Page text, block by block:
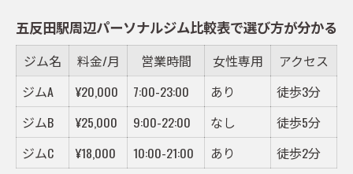
トレーナーと一緒に叶える無理のない変化
ダイエット継続のコツをパーソナルジムで
学ぶ
五反田で楽に始めるボディメイクの流れ
モチベ維持に役立つサポート内容とは
五反田駅周辺パーソナルジム比較表で選び方が分かる
ジム名 料金/月 営業時間 女性専用
アクセス
ジムA
¥20,000 7:00-23:00 あり
徒歩3分
ジムB
¥25,000 9:00-22:00 なし
徒歩5分
ジムC
¥18,000 10:00-21:00 あり 徒歩2分